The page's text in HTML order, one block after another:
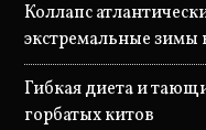
Коллапс
экстремальные зимы
Гибкая диета и
горбатых китов